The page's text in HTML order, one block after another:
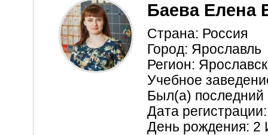
Баева Елена
Страна: Россия
Город: Ярославль
Регион:
Учебное
Был(а) последний
Дата
День рождения: 2